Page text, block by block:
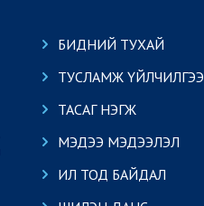
БИДНИЙ ТУХАЙ
ТУСЛАМЖ ҮЙЛЧИЛГЭЭ
ТАСАГ НЭГЖ
МЭДЭЭ МЭДЭЭЛЭЛ
ИЛ ТОД БАЙДАЛ